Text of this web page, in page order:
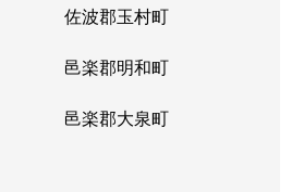
佐波郡玉村町
邑楽郡明和町
邑楽郡大泉町